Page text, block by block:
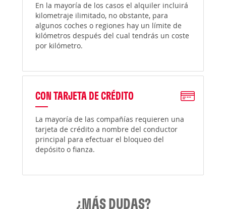
En la mayoría de los casos el alquiler incluirá
kilometraje ilimitado, no obstante, para
algunos coches o regiones hay un límite de
kilómetros después del cual tendrás un coste
por kilómetro.
CON TARJETA DE CRÉDITO
La mayoría de las compañías requieren una
tarjeta de crédito a nombre del conductor
principal para efectuar el bloqueo del
depósito o fianza.
¿MÁS DUDAS?